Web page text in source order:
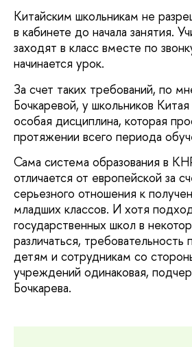
Китайским школьникам не
в кабинете до начала занятия.
заходят в класс вместе по
начинается урок.
За счет таких требований, по
Бочкаревой, у школьников
особая дисциплина, которая
протяжении всего периода
Сама система образования в
отличается от европейской за
серьезного отношения к
младших классов. И хотя
государственных школ в
различаться,
детям и сотрудникам со
учреждений одинаковая,
Бочкарева.